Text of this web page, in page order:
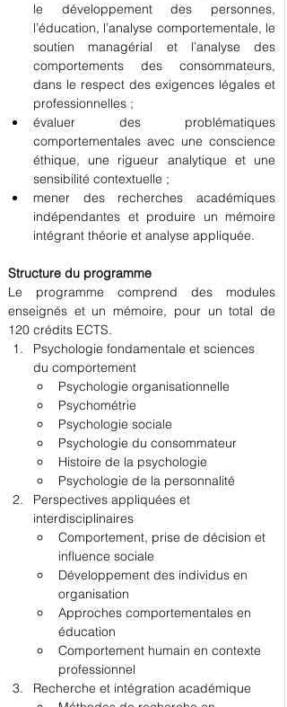
le développement des personnes,
l’éducation, l’analyse comportementale, le
soutien managérial et l’analyse des
comportements des consommateurs,
dans le respect des exigences légales et
professionnelles ;
évaluer des problématiques
comportementales avec une conscience
éthique, une rigueur analytique et une
sensibilité contextuelle ;
mener des recherches académiques
indépendantes et produire un mémoire
intégrant théorie et analyse appliquée.
Structure du programme
Le programme comprend des modules
enseignés et un mémoire, pour un total de
120 crédits ECTS.
Psychologie fondamentale et sciences
du comportement
Psychologie organisationnelle
Psychométrie
Psychologie sociale
Psychologie du consommateur
Histoire de la psychologie
Psychologie de la personnalité
Perspectives appliquées et
interdisciplinaires
Comportement, prise de décision et
influence sociale
Développement des individus en
organisation
Approches comportementales en
éducation
Comportement humain en contexte
professionnel
Recherche et intégration académique